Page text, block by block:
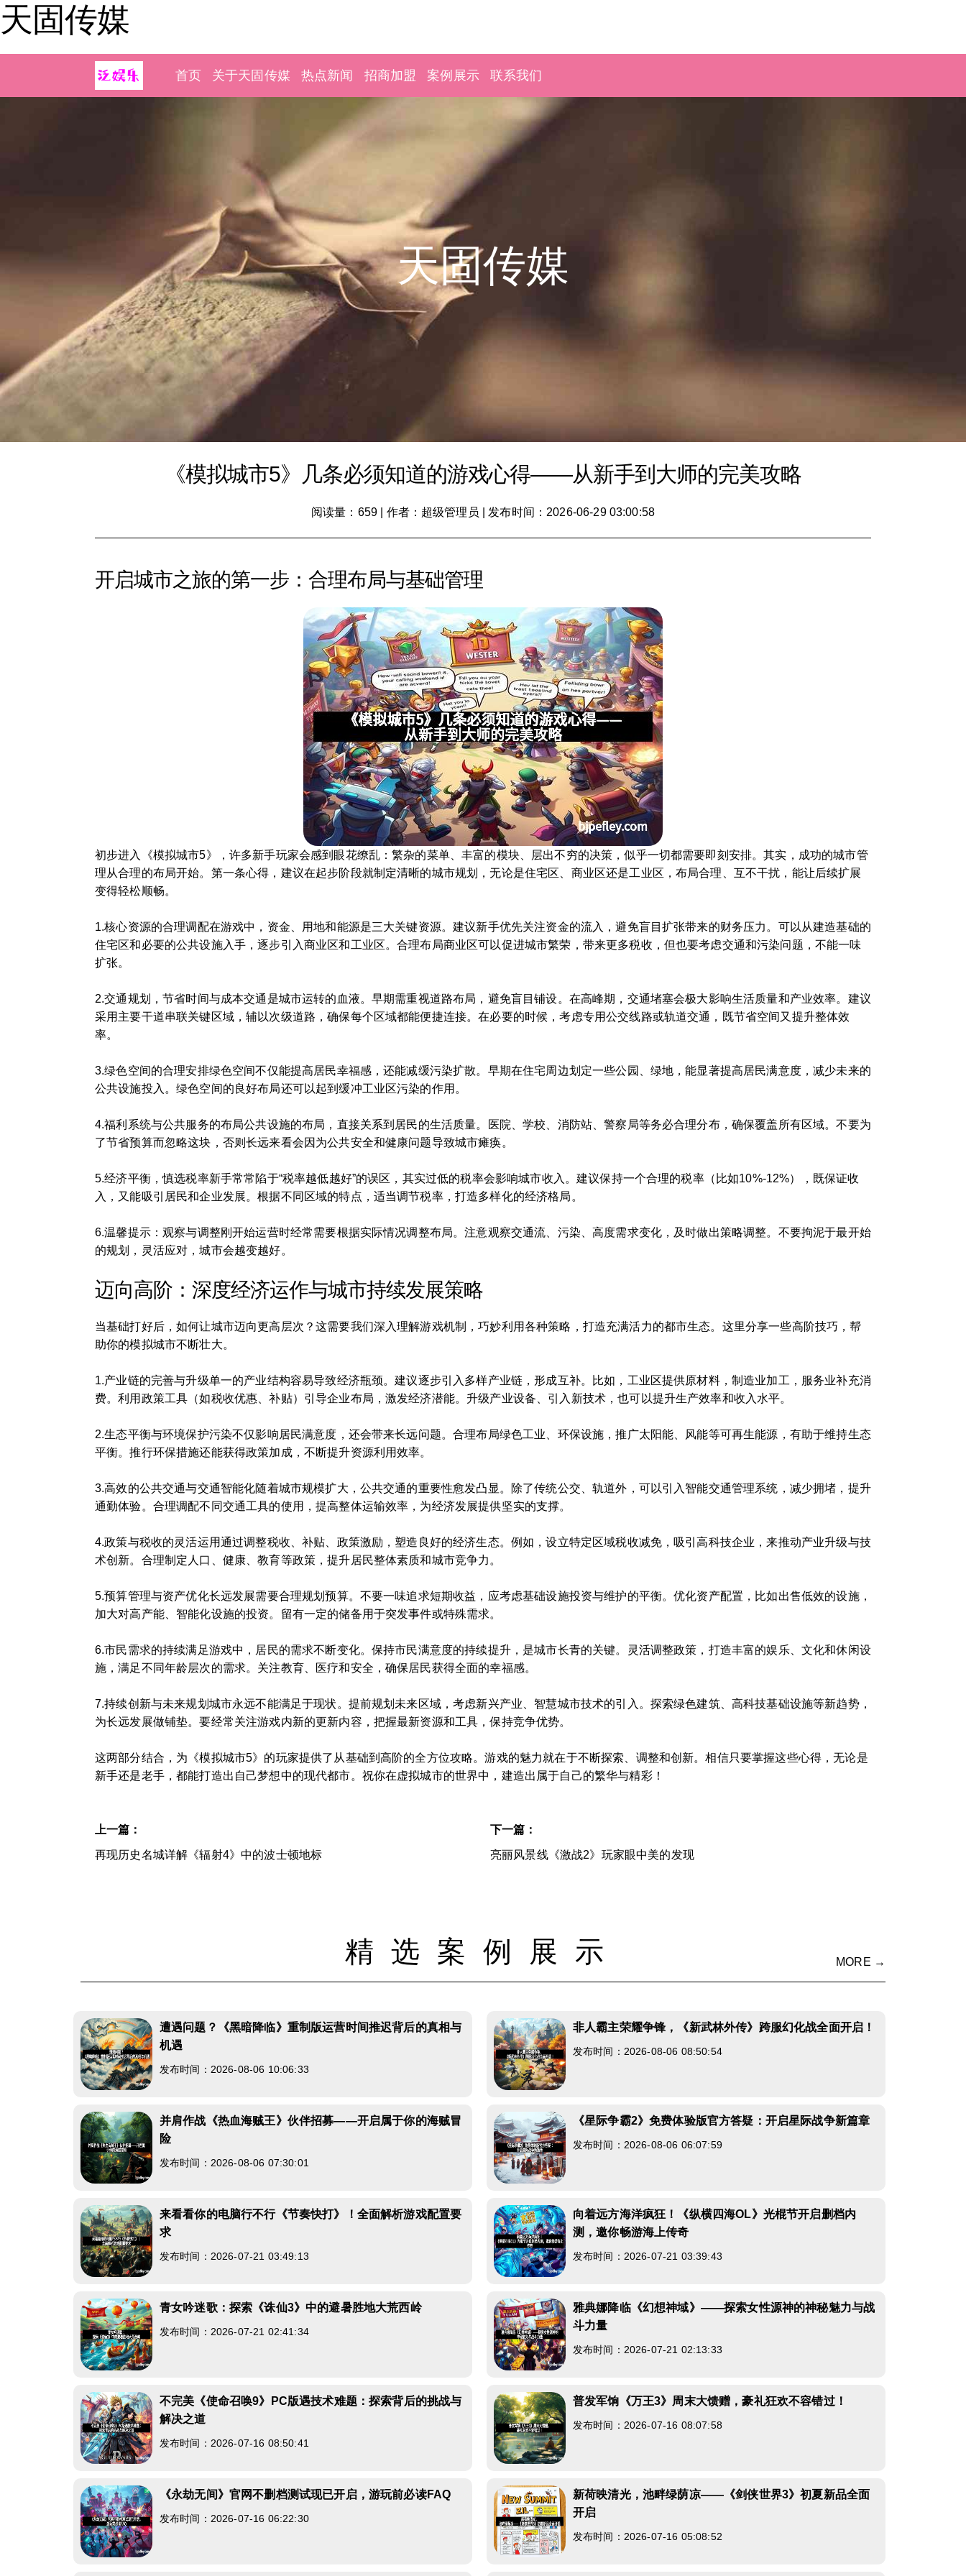
天固传媒
首页 关于天固传媒 热点新闻 招商加盟 案例展示 联系我们
天固传媒
《模拟城市5》几条必须知道的游戏心得——从新手到大师的完美攻略
阅读量：659 作者：超级管理员 发布时间：2026-06-29 03:00:58
开启城市之旅的第一步：合理布局与基础管理
初步进入《模拟城市5》，许多新手玩家会感到眼花缭乱：繁杂的菜单、丰富的模块、层出不穷的决策，似乎一切都需要即刻安排。其实，成功的城市管
理从合理的布局开始。第一条心得，建议在起步阶段就制定清晰的城市规划，无论是住宅区、商业区还是工业区，布局合理、互不干扰，能让后续扩展
变得轻松顺畅。
1.核心资源的合理调配在游戏中，资金、用地和能源是三大关键资源。建议新手优先关注资金的流入，避免盲目扩张带来的财务压力。可以从建造基础的
住宅区和必要的公共设施入手，逐步引入商业区和工业区。合理布局商业区可以促进城市繁荣，带来更多税收，但也要考虑交通和污染问题，不能一味
扩张。
2.交通规划，节省时间与成本交通是城市运转的血液。早期需重视道路布局，避免盲目铺设。在高峰期，交通堵塞会极大影响生活质量和产业效率。建议
采用主要干道串联关键区域，辅以次级道路，确保每个区域都能便捷连接。在必要的时候，考虑专用公交线路或轨道交通，既节省空间又提升整体效
率。
3.绿色空间的合理安排绿色空间不仅能提高居民幸福感，还能减缓污染扩散。早期在住宅周边划定一些公园、绿地，能显著提高居民满意度，减少未来的
公共设施投入。绿色空间的良好布局还可以起到缓冲工业区污染的作用。
4.福利系统与公共服务的布局公共设施的布局，直接关系到居民的生活质量。医院、学校、消防站、警察局等务必合理分布，确保覆盖所有区域。不要为
了节省预算而忽略这块，否则长远来看会因为公共安全和健康问题导致城市瘫痪。
5.经济平衡，慎选税率新手常常陷于“税率越低越好”的误区，其实过低的税率会影响城市收入。建议保持一个合理的税率（比如10%-12%），既保证收
入，又能吸引居民和企业发展。根据不同区域的特点，适当调节税率，打造多样化的经济格局。
6.温馨提示：观察与调整刚开始运营时经常需要根据实际情况调整布局。注意观察交通流、污染、高度需求变化，及时做出策略调整。不要拘泥于最开始
的规划，灵活应对，城市会越变越好。
迈向高阶：深度经济运作与城市持续发展策略
当基础打好后，如何让城市迈向更高层次？这需要我们深入理解游戏机制，巧妙利用各种策略，打造充满活力的都市生态。这里分享一些高阶技巧，帮
助你的模拟城市不断壮大。
1.产业链的完善与升级单一的产业结构容易导致经济瓶颈。建议逐步引入多样产业链，形成互补。比如，工业区提供原材料，制造业加工，服务业补充消
费。利用政策工具（如税收优惠、补贴）引导企业布局，激发经济潜能。升级产业设备、引入新技术，也可以提升生产效率和收入水平。
2.生态平衡与环境保护污染不仅影响居民满意度，还会带来长远问题。合理布局绿色工业、环保设施，推广太阳能、风能等可再生能源，有助于维持生态
平衡。推行环保措施还能获得政策加成，不断提升资源利用效率。
3.高效的公共交通与交通智能化随着城市规模扩大，公共交通的重要性愈发凸显。除了传统公交、轨道外，可以引入智能交通管理系统，减少拥堵，提升
通勤体验。合理调配不同交通工具的使用，提高整体运输效率，为经济发展提供坚实的支撑。
4.政策与税收的灵活运用通过调整税收、补贴、政策激励，塑造良好的经济生态。例如，设立特定区域税收减免，吸引高科技企业，来推动产业升级与技
术创新。合理制定人口、健康、教育等政策，提升居民整体素质和城市竞争力。
5.预算管理与资产优化长远发展需要合理规划预算。不要一味追求短期收益，应考虑基础设施投资与维护的平衡。优化资产配置，比如出售低效的设施，
加大对高产能、智能化设施的投资。留有一定的储备用于突发事件或特殊需求。
6.市民需求的持续满足游戏中，居民的需求不断变化。保持市民满意度的持续提升，是城市长青的关键。灵活调整政策，打造丰富的娱乐、文化和休闲设
施，满足不同年龄层次的需求。关注教育、医疗和安全，确保居民获得全面的幸福感。
7.持续创新与未来规划城市永远不能满足于现状。提前规划未来区域，考虑新兴产业、智慧城市技术的引入。探索绿色建筑、高科技基础设施等新趋势，
为长远发展做铺垫。要经常关注游戏内新的更新内容，把握最新资源和工具，保持竞争优势。
这两部分结合，为《模拟城市5》的玩家提供了从基础到高阶的全方位攻略。游戏的魅力就在于不断探索、调整和创新。相信只要掌握这些心得，无论是
新手还是老手，都能打造出自己梦想中的现代都市。祝你在虚拟城市的世界中，建造出属于自己的繁华与精彩！
上一篇：
再现历史名城详解《辐射4》中的波士顿地标
下一篇：
亮丽风景线《激战2》玩家眼中美的发现
精选案例展示 MORE →
遭遇问题？《黑暗降临》重制版运营时间推迟背后的真相与
机遇
发布时间：2026-08-06 10:06:33
非人霸主荣耀争锋，《新武林外传》跨服幻化战全面开启！
发布时间：2026-08-06 08:50:54
并肩作战《热血海贼王》伙伴招募——开启属于你的海贼冒
险
发布时间：2026-08-06 07:30:01
《星际争霸2》免费体验版官方答疑：开启星际战争新篇章
发布时间：2026-08-06 06:07:59
来看看你的电脑行不行《节奏快打》！全面解析游戏配置要
求
发布时间：2026-07-21 03:49:13
向着远方海洋疯狂！《纵横四海OL》光棍节开启删档内
测，邀你畅游海上传奇
发布时间：2026-07-21 03:39:43
青女吟迷歌：探索《诛仙3》中的避暑胜地大荒西岭
发布时间：2026-07-21 02:41:34
雅典娜降临《幻想神域》——探索女性源神的神秘魅力与战
斗力量
发布时间：2026-07-21 02:13:33
不完美《使命召唤9》PC版遇技术难题：探索背后的挑战与
解决之道
发布时间：2026-07-16 08:50:41
普发军饷《万王3》周末大馈赠，豪礼狂欢不容错过！
发布时间：2026-07-16 08:07:58
《永劫无间》官网不删档测试现已开启，游玩前必读FAQ
发布时间：2026-07-16 06:22:30
新荷映清光，池畔绿荫凉——《剑侠世界3》初夏新品全面
开启
发布时间：2026-07-16 05:08:52